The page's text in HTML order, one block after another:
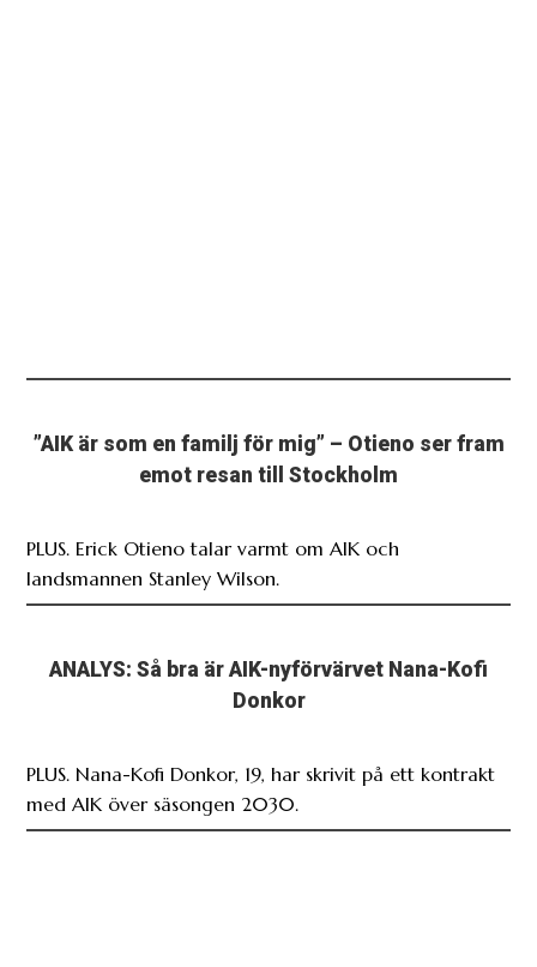
”AIK är som en familj för mig” – Otieno ser fram
emot resan till Stockholm
PLUS. Erick Otieno talar varmt om AIK och
landsmannen Stanley Wilson.
ANALYS: Så bra är AIK-nyförvärvet Nana-Kofi
Donkor
PLUS. Nana-Kofi Donkor, 19, har skrivit på ett kontrakt
med AIK över säsongen 2030.